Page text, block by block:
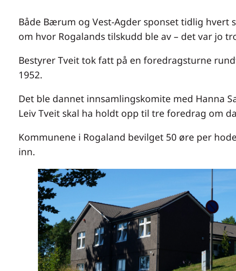
Både Bærum og Vest-Agder sponset tidlig hvert
om hvor Rogalands tilskudd ble av – det var jo
Bestyrer Tveit tok fatt på en foredragsturne
1952.
Det ble dannet innsamlingskomite med Hanna
Leiv Tveit skal ha holdt opp til tre foredrag om
Kommunene i Rogaland bevilget 50 øre per
inn.